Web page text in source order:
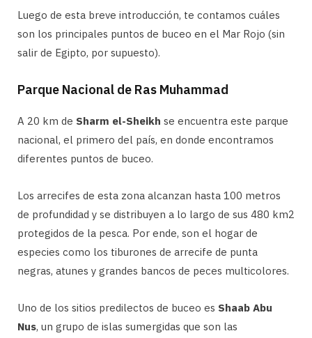
Luego de esta breve introducción, te contamos cuáles
son los principales puntos de buceo en el Mar Rojo (sin
salir de Egipto, por supuesto).
Parque Nacional de Ras Muhammad
A 20 km de Sharm el-Sheikh se encuentra este parque
nacional, el primero del país, en donde encontramos
diferentes puntos de buceo.
Los arrecifes de esta zona alcanzan hasta 100 metros
de profundidad y se distribuyen a lo largo de sus 480 km2
protegidos de la pesca. Por ende, son el hogar de
especies como los tiburones de arrecife de punta
negras, atunes y grandes bancos de peces multicolores.
Uno de los sitios predilectos de buceo es Shaab Abu
Nus, un grupo de islas sumergidas que son las